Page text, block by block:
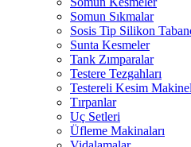
Somun Sıkmalar
Sosis Tip Silikon
Sunta Kesmeler
Tank Zımparalar
Testere Tezgahları
Testereli Kesim
Tırpanlar
Uç Setleri
Üfleme Makinaları